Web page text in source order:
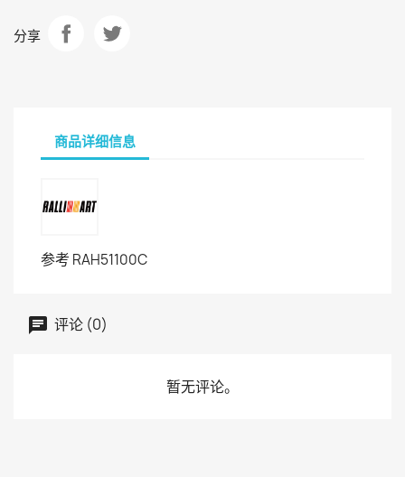
分享
商品详细信息
参考 RAH51100C
评论 (0)
暂无评论。